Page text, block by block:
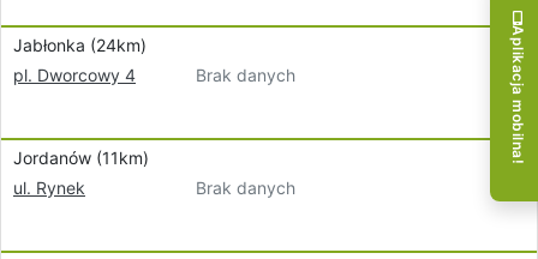
Jabłonka (24km)
pl. Dworcowy 4
Brak danych
Jordanów (11km)
ul. Rynek
Brak danych
Aplikacja mobilna!